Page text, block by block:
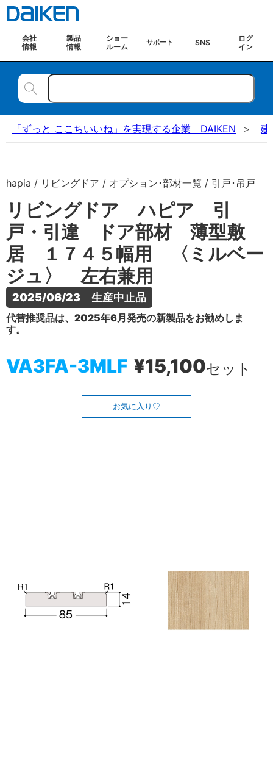
会社
情報
製品
情報
ショー
ルーム
サポート SNS
ログ
イン
「ずっと ここちいいね」を実現する企業 DAIKEN 建
hapia / リビングドア / オプション･部材一覧 / 引戸･吊戸
リビングドア ハピア 引
戸・引違 ドア部材 薄型敷
居 １７４５幅用 〈ミルベー
ジュ〉 左右兼用
2025/06/23　生産中止品
代替推奨品は、2025年6月発売の新製品をお勧めしま
す。
VA3FA-3MLF ¥15,100セット
お気に入り